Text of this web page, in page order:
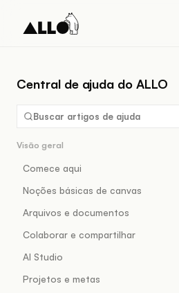
Central de ajuda do ALLO
Buscar artigos de ajuda
Visão geral
Comece aqui
Noções básicas de canvas
Arquivos e documentos
Colaborar e compartilhar
AI Studio
Projetos e metas